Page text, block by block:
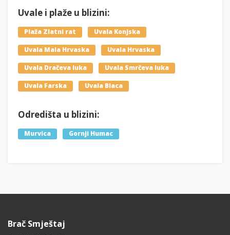
Uvale i plaže u blizini:
Plaža Zlatni rat Uvala Konjska
Uvala Mala Hrvaska Uvala Hrvaska
Uvala Dračeva luka Uvala Smrčeva luka
Uvala Farska Uvala Blaca
Odredišta u blizini:
Murvica Gornji Humac
Brač Smještaj